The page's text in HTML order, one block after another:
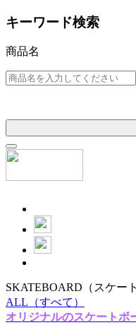
キーワード検索
商品名
SKATEBOARD （スケー
ALL （すべて）
オリジナルのスケートボ